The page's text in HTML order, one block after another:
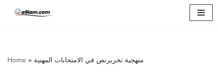
Home » منهجية تحريرنص في الامتحانات المهنية